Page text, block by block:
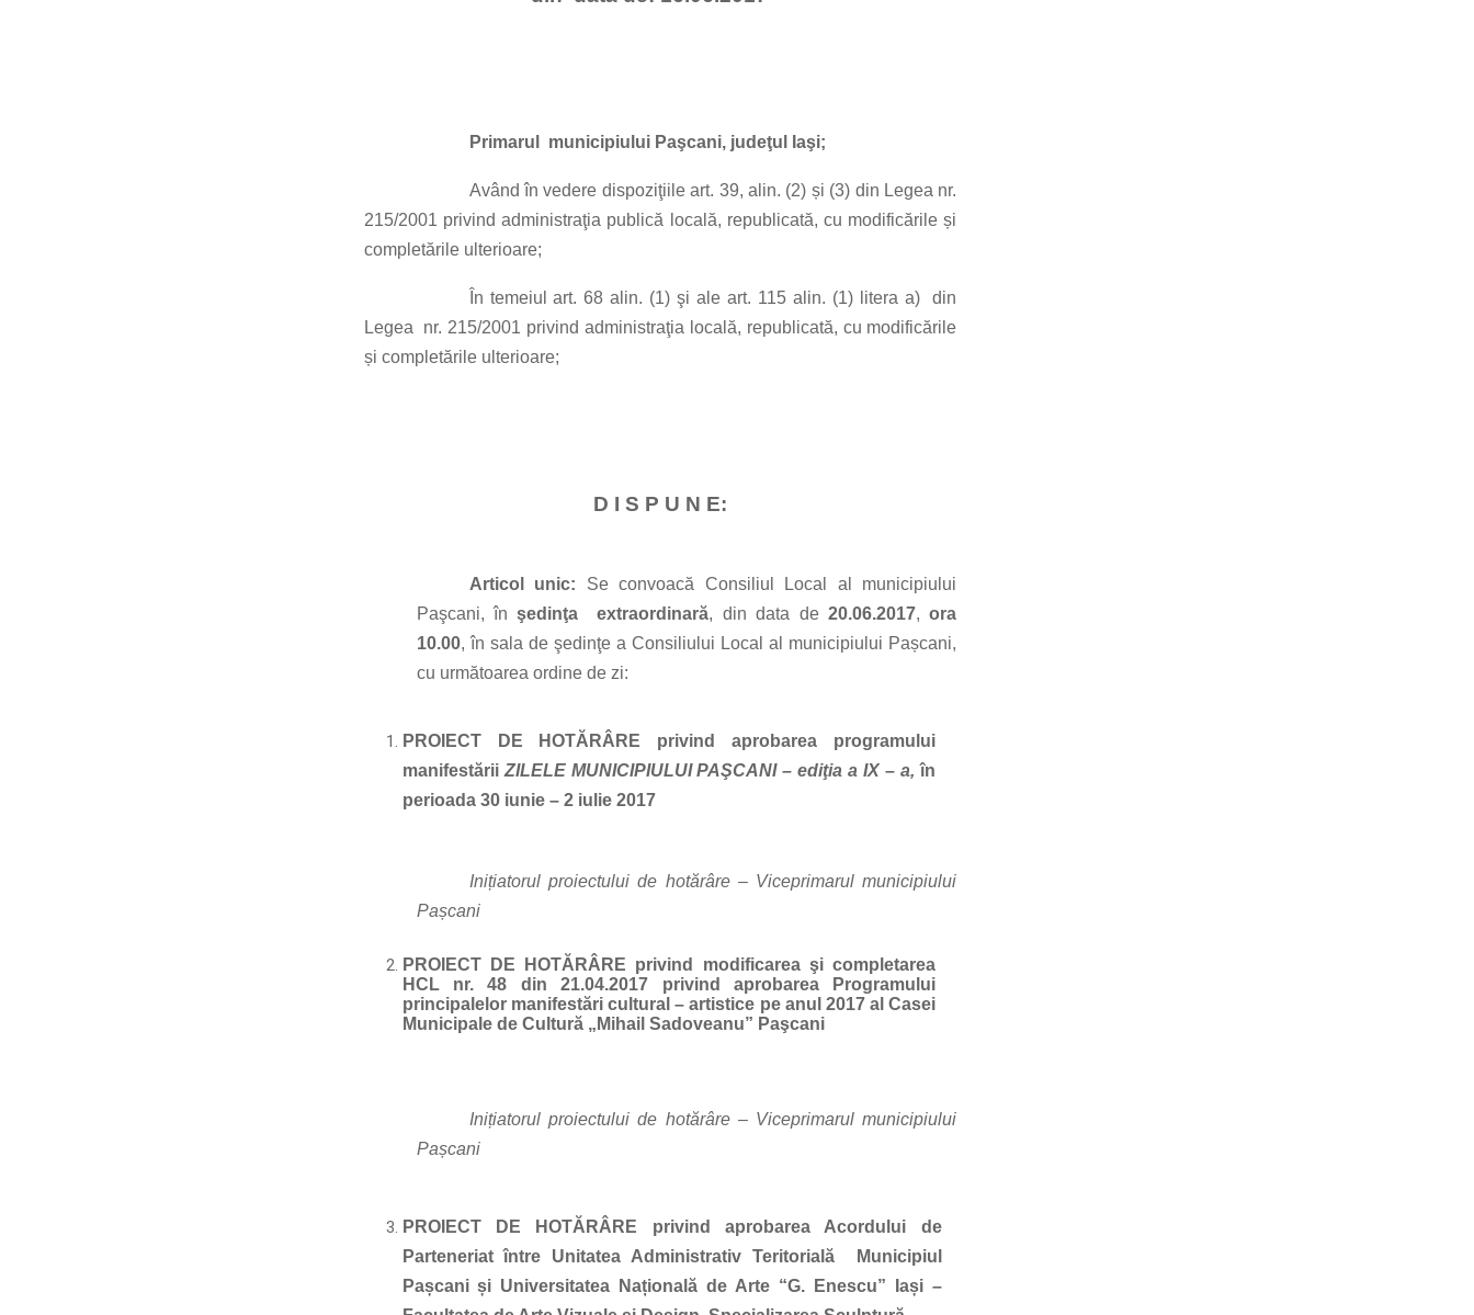
Primarul municipiului Paşcani, judeţul Iaşi;
Având în vedere dispoziţiile art. 39, alin. (2) și (3) din Legea nr.
215/2001 privind administraţia publică locală, republicată, cu modificările și
completările ulterioare;
În temeiul art. 68 alin. (1) şi ale art. 115 alin. (1) litera a) din
Legea nr. 215/2001 privind administraţia locală, republicată, cu modificările
și completările ulterioare;
D I S P U N E:
Articol unic: Se convoacă Consiliul Local al municipiului
Paşcani, înşedinţa extraordinară, din data de20.06.2017,ora
10.00, ­­­­­­­­­­­­­în sala de şedinţe a Consiliului Local al municipiului Pașcani,
cu următoarea ordine de zi:
PROIECT DE HOTĂRÂRE privind aprobarea programului
manifestării ZILELE MUNICIPIULUI PAŞCANI – ediţia a IX – a,în
perioada 30 iunie – 2 iulie 2017
Inițiatorul proiectului de hotărâre – Viceprimarul municipiului
Pașcani
PROIECT DE HOTĂRÂRE privind modificarea şi completarea
HCL nr. 48 din 21.04.2017 privind aprobarea Programului
principalelor manifestări cultural – artistice pe anul 2017 al Casei
Municipale de Cultură „Mihail Sadoveanu” Paşcani
Inițiatorul proiectului de hotărâre – Viceprimarul municipiului
Pașcani
PROIECT DE HOTĂRÂRE privind aprobarea Acordului de
Parteneriat între Unitatea Administrativ Teritorială Municipiul
Pașcani și Universitatea Națională de Arte “G. Enescu” Iași –